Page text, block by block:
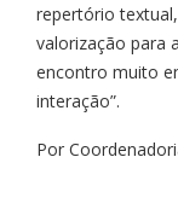
repertório
valorização para
encontro muito
interação”.
Por